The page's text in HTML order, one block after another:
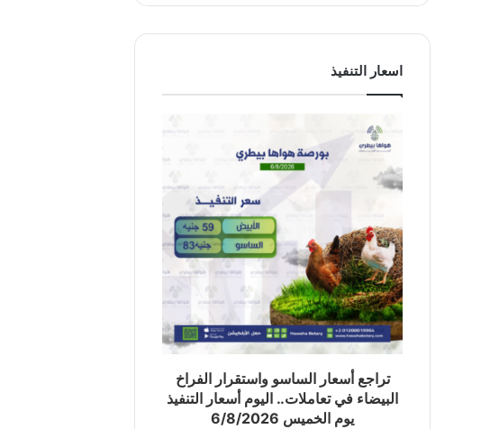
اسعار التنفيذ
تراجع أسعار الساسو واستقرار الفراخ
البيضاء في تعاملات.. اليوم أسعار التنفيذ
يوم الخميس 6/8/2026